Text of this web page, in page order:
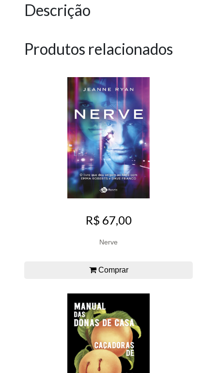
Descrição
Produtos relacionados
R$ 67,00
Nerve
Comprar